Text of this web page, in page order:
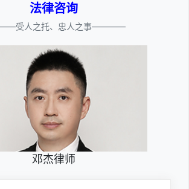
法律咨询
受人之托、忠人之事————
邓杰律师